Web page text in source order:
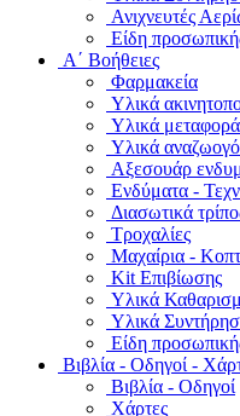
Ανιχνευτές
Είδη
Α΄ Βοήθειες
Φαρμακεία
Υλικά
Υλικά
Υλικά
Αξεσουάρ
Ενδύματα -
Διασωτικά
Τροχαλίες
Μαχαίρια -
Kit Επιβίωσης
Υλικά
Υλικά
Είδη
Bιβλία - Οδηγοί -
Βιβλία - Οδηγοί
Χάρτες